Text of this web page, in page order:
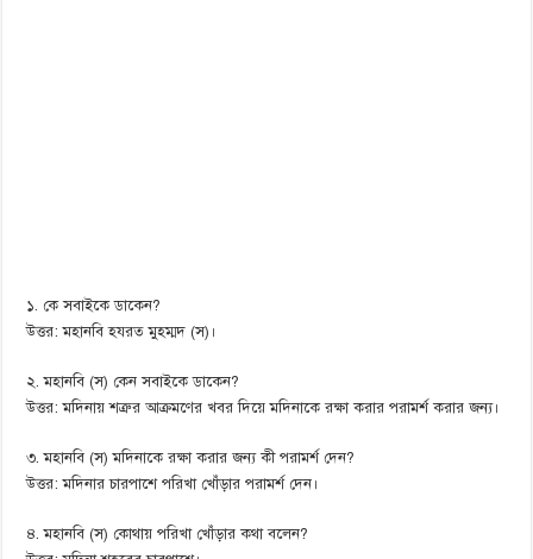
১. কে সবাইকে ডাকেন?
উত্তর: মহানবি হযরত মুহম্মদ (স)।
২. মহানবি (স) কেন সবাইকে ডাকেন?
উত্তর: মদিনায় শত্রুর আক্রমণের খবর দিয়ে মদিনাকে রক্ষা করার পরামর্শ করার জন্য।
৩. মহানবি (স) মদিনাকে রক্ষা করার জন্য কী পরামর্শ দেন?
উত্তর: মদিনার চারপাশে পরিখা খোঁড়ার পরামর্শ দেন।
৪. মহানবি (স) কোথায় পরিখা খোঁড়ার কথা বলেন?